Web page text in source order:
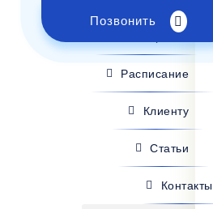
Позвонить
Поиск рейса
Расписание
Клиенту
Статьи
Контакты